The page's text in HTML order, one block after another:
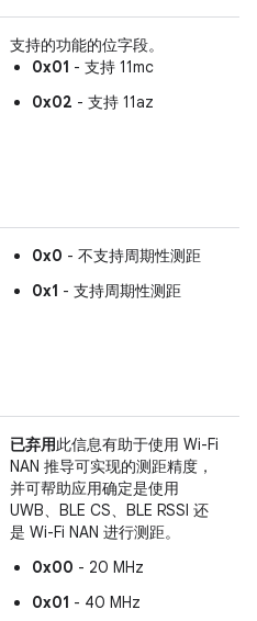
支持的功能的位字段。
0x01 - 支持 11mc
0x02 - 支持 11az
0x0 - 不支持周期性测距
0x1 - 支持周期性测距
已弃用此信息有助于使用 Wi-Fi
NAN 推导可实现的测距精度，
并可帮助应用确定是使用
UWB、BLE CS、BLE RSSI 还
是 Wi-Fi NAN 进行测距。
0x00 - 20 MHz
0x01 - 40 MHz